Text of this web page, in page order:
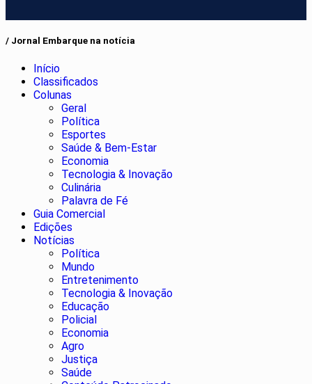
/ Jornal Embarque na notícia
Início
Classificados
Colunas
Geral
Política
Esportes
Saúde & Bem-Estar
Economia
Tecnologia & Inovação
Culinária
Palavra de Fé
Guia Comercial
Edições
Notícias
Política
Mundo
Entretenimento
Tecnologia & Inovação
Educação
Policial
Economia
Agro
Justiça
Saúde